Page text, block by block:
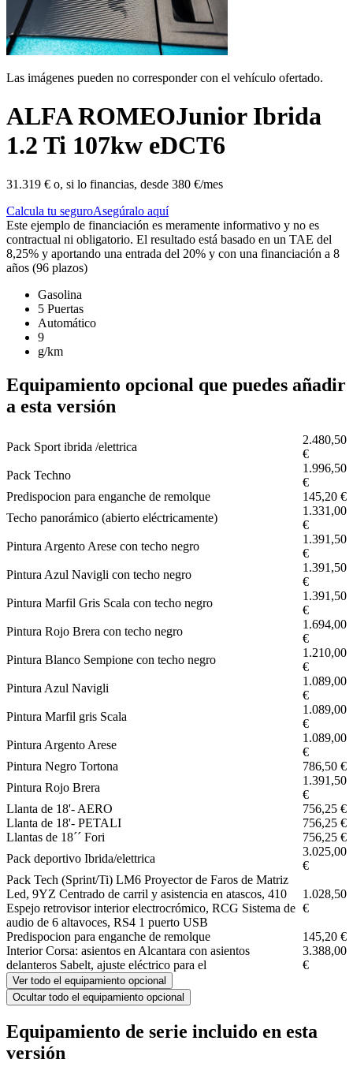
Las imágenes pueden no corresponder con el vehículo ofertado.
ALFA ROMEOJunior Ibrida
1.2 Ti 107kw eDCT6
31.319 € o, si lo financias, desde 380 €/mes
Calcula tu seguroAsegúralo aquí
Este ejemplo de financiación es meramente informativo y no es
contractual ni obligatorio. El resultado está basado en un TAE del
8,25% y aportando una entrada del 20% y con una financiación a 8
años (96 plazos)
Gasolina
5 Puertas
Automático
9
g/km
Equipamiento opcional que puedes añadir
a esta versión
Pack Sport ibrida /elettrica
2.480,50
€
Pack Techno
1.996,50
€
Predispocion para enganche de remolque
145,20 €
Techo panorámico (abierto eléctricamente)
1.331,00
€
Pintura Argento Arese con techo negro
1.391,50
€
Pintura Azul Navigli con techo negro
1.391,50
€
Pintura Marfil Gris Scala con techo negro
1.391,50
€
Pintura Rojo Brera con techo negro
1.694,00
€
Pintura Blanco Sempione con techo negro
1.210,00
€
Pintura Azul Navigli
1.089,00
€
Pintura Marfil gris Scala
1.089,00
€
Pintura Argento Arese
1.089,00
€
Pintura Negro Tortona
786,50 €
Pintura Rojo Brera
1.391,50
€
Llanta de 18'- AERO
756,25 €
Llanta de 18'- PETALI
756,25 €
Llantas de 18´´ Fori
756,25 €
Pack deportivo Ibrida/elettrica
3.025,00
€
Pack Tech (Sprint/Ti) LM6 Proyector de Faros de Matriz
Led, 9YZ Centrado de carril y asistencia en atascos, 410
Espejo retrovisor interior electrocrómico, RCG Sistema de
audio de 6 altavoces, RS4 1 puerto USB
1.028,50
€
Predispocion para enganche de remolque
145,20 €
Interior Corsa: asientos en Alcantara con asientos
delanteros Sabelt, ajuste eléctrico para el
3.388,00
€
Ver todo el equipamiento opcional
Ocultar todo el equipamiento opcional
Equipamiento de serie incluido en esta
versión